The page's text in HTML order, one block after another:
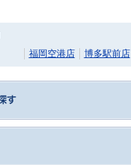
福岡空港店
博多駅前店